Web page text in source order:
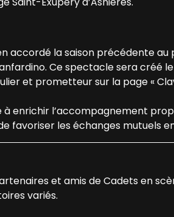
accordé la saison précédente
Ce spectacle sera créé
et prometteur sur la page «
enrichir l’accompagnement
favoriser les échanges mutuels
et amis de Cadets en
variés.